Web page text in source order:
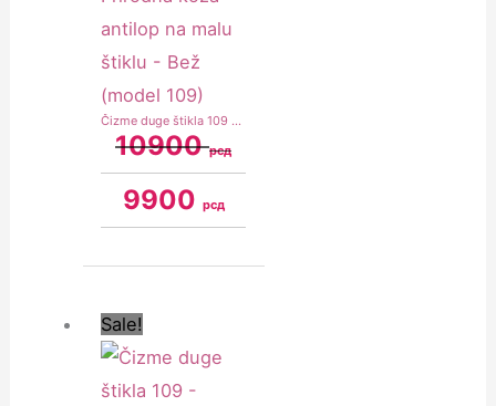
Čizme duge štikla 109 – Prirodna koža antilop na malu štiklu – Bež (model 109)
10900рсд
9900 рсд
Sale!
was:
10900 рсд.
is:
9900 рсд.